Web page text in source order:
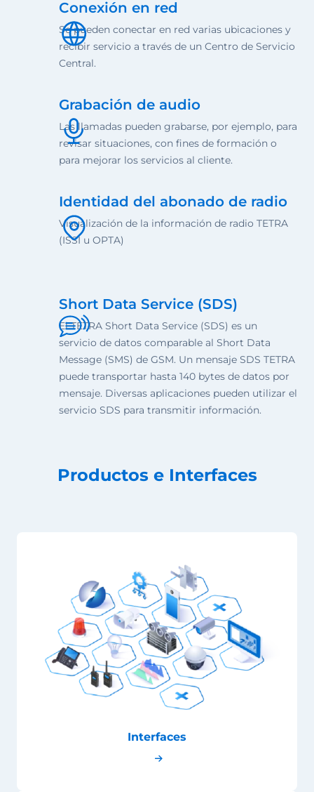
Conexión en red
Se pueden conectar en red varias ubicaciones y
recibir servicio a través de un Centro de Servicio
Central.
Grabación de audio
Las llamadas pueden grabarse, por ejemplo, para
revisar situaciones, con fines de formación o
para mejorar los servicios al cliente.
Identidad del abonado de radio
Visualización de la información de radio TETRA
(ISSI u OPTA)
Short Data Service (SDS)
El TETRA Short Data Service (SDS) es un
servicio de datos comparable al Short Data
Message (SMS) de GSM. Un mensaje SDS TETRA
puede transportar hasta 140 bytes de datos por
mensaje. Diversas aplicaciones pueden utilizar el
servicio SDS para transmitir información.
Productos e Interfaces
Interfaces